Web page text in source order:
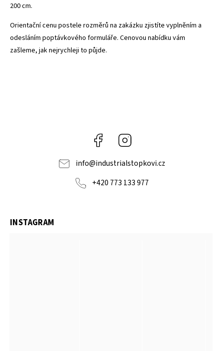
200 cm.
Orientační cenu postele rozměrů na zakázku zjistíte vyplněním a
odesláním poptávkového formuláře. Cenovou nabídku vám
zašleme, jak nejrychleji to půjde.
Facebook
info@industrialstopkovi.cz
+420 773 133 977
INSTAGRAM